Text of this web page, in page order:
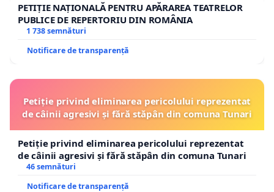
PETIȚIE NAȚIONALĂ PENTRU APĂRAREA TEATRELOR
PUBLICE DE REPERTORIU DIN ROMÂNIA
1 738 semnături
Notificare de transparență
Petiție privind eliminarea pericolului reprezentat
de câinii agresivi și fără stăpân din comuna Tunari
Petiție privind eliminarea pericolului reprezentat
de câinii agresivi și fără stăpân din comuna Tunari
46 semnături
Notificare de transparență